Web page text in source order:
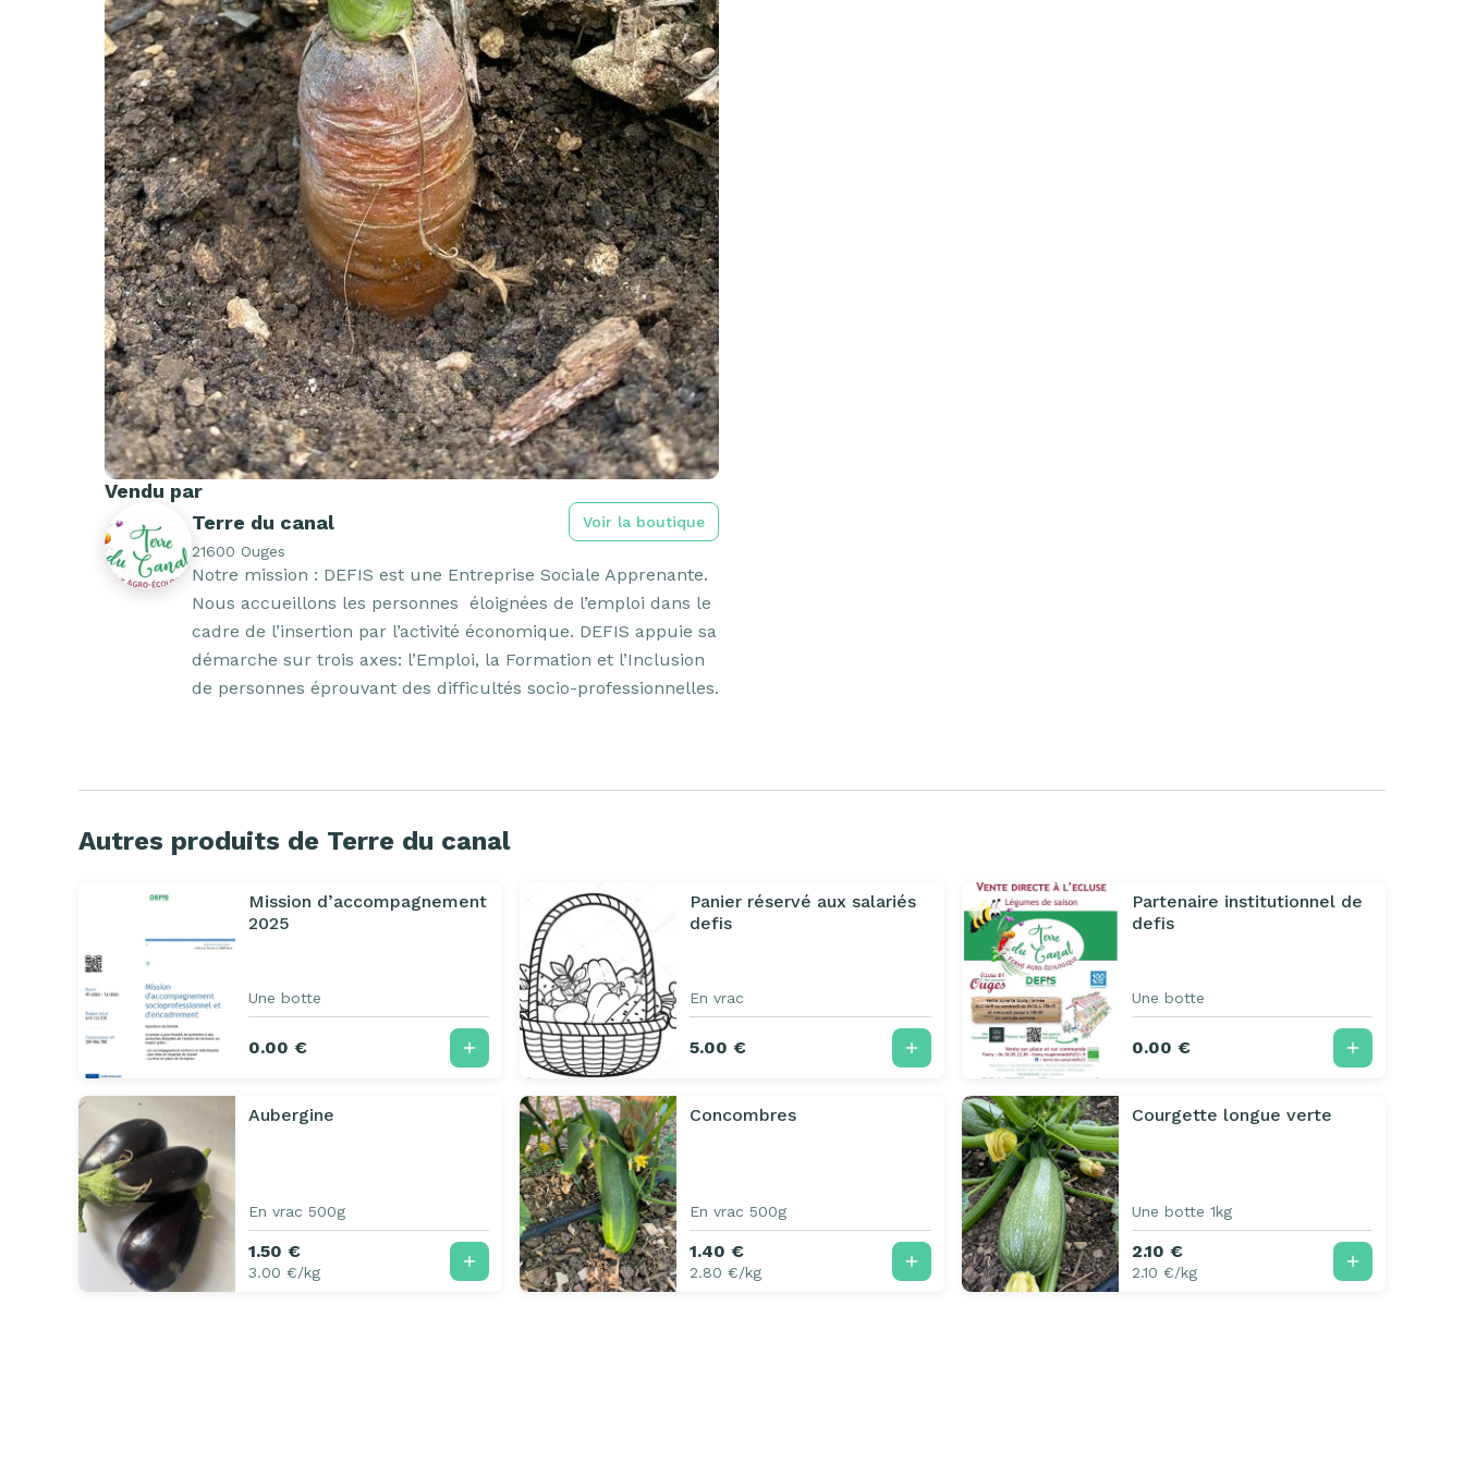
Vendu par
Terre du canal
Voir la boutique
21600 Ouges
Notre mission : DEFIS est une Entreprise Sociale Apprenante.
Nous accueillons les personnes  éloignées de l’emploi dans le
cadre de l’insertion par l’activité économique. DEFIS appuie sa
démarche sur trois axes: l’Emploi, la Formation et l’Inclusion
de personnes éprouvant des difficultés socio-professionnelles.
Autres produits de Terre du canal
Mission d’accompagnement
2025
Une botte
0.00 €
Panier réservé aux salariés
defis
En vrac
5.00 €
Partenaire institutionnel de
defis
Une botte
0.00 €
Aubergine
En vrac 500g
1.50 €
3.00 €/kg
Concombres
En vrac 500g
1.40 €
2.80 €/kg
Courgette longue verte
Une botte 1kg
2.10 €
2.10 €/kg